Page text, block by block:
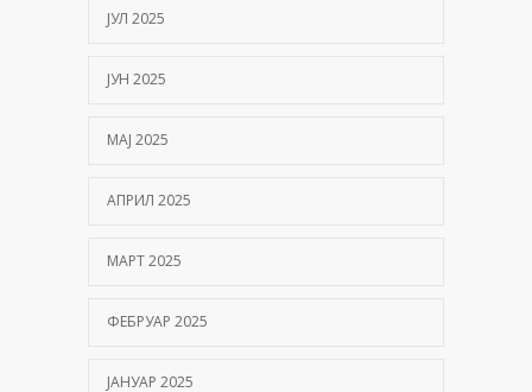
ЈУЛ 2025
ЈУН 2025
МАЈ 2025
АПРИЛ 2025
МАРТ 2025
ФЕБРУАР 2025
ЈАНУАР 2025